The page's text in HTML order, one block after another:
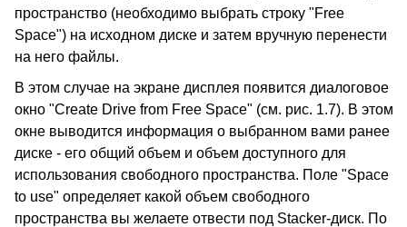
пространство (необходимо выбрать строку "Free
Space") на исходном диске и затем вручную перенести
на него файлы.
В этом случае на экране дисплея появится диалоговое
окно "Create Drive from Free Space" (см. рис. 1.7). В этом
окне выводится информация о выбранном вами ранее
диске - его общий объем и объем доступного для
использования свободного пространства. Поле "Space
to use" определяет какой объем свободного
пространства вы желаете отвести под Stacker-диск. По